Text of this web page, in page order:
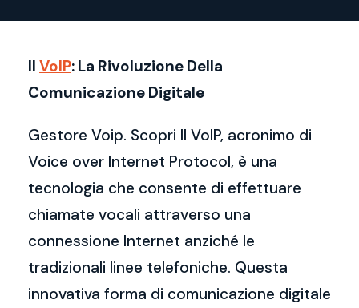
Il VoIP: La Rivoluzione Della
Comunicazione Digitale
Gestore Voip. Scopri Il VoIP, acronimo di
Voice over Internet Protocol, è una
tecnologia che consente di effettuare
chiamate vocali attraverso una
connessione Internet anziché le
tradizionali linee telefoniche. Questa
innovativa forma di comunicazione digitale